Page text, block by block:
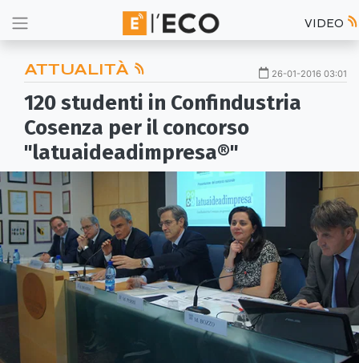
VIDEO
ATTUALITÀ 26-01-2016 03:01
120 studenti in Confindustria
Cosenza per il concorso
"latuaideadimpresa®"